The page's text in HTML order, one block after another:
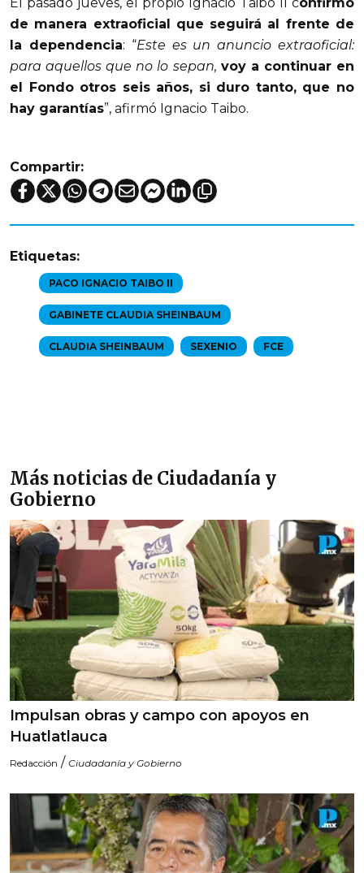
de manera extraoficial que seguirá al frente de
la dependencia: “Este es un anuncio extraoficial:
para aquellos que no lo sepan, voy a continuar en
el Fondo otros seis años, si duro tanto, que no
hay garantías”, afirmó Ignacio Taibo.
Compartir:
Etiquetas:
PACO IGNACIO TAIBO II
GABINETE CLAUDIA SHEINBAUM
CLAUDIA SHEINBAUM SEXENIO FCE
Más noticias de Ciudadanía y
Gobierno
Impulsan obras y campo con apoyos en
Huatlatlauca
Redacción / Ciudadanía y Gobierno